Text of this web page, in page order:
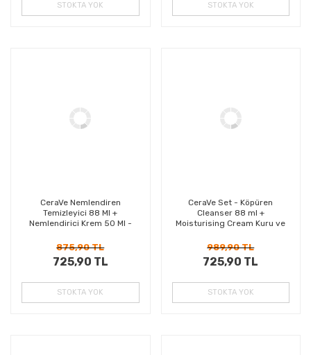
STOKTA YOK STOKTA YOK
CeraVe Nemlendiren
Temizleyici 88 Ml +
Nemlendirici Krem 50 Ml -
875,90 TL
725,90 TL
STOKTA YOK
CeraVe Set - Köpüren
Cleanser 88 ml +
Moisturising Cream Kuru ve
989,90 TL
725,90 TL
STOKTA YOK